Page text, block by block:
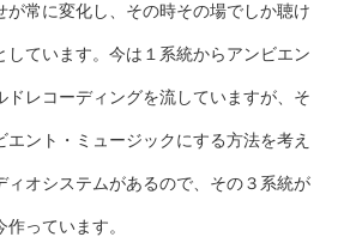
が常に変化し、その時その場でしか聴け
しています。今は１系統からアンビエン
ドレコーディングを流していますが、そ
ント・ミュージックにする方法を考え
ィオシステムがあるので、その３系統が
っています。